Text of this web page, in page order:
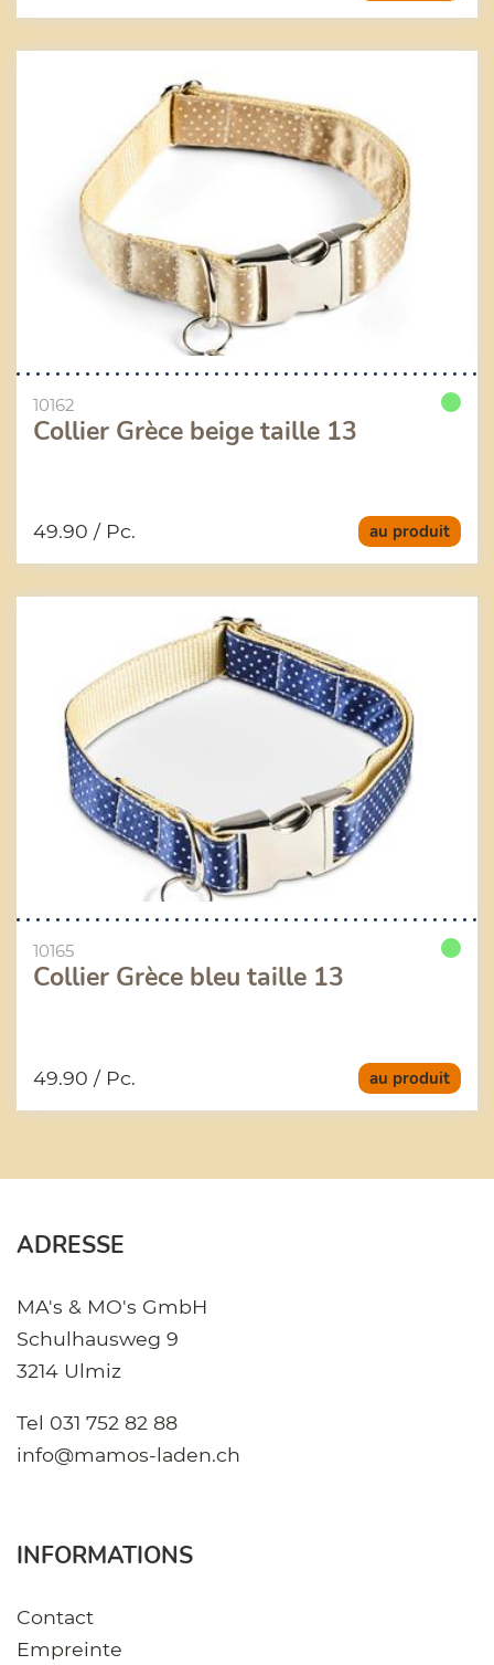
10162
Collier Grèce beige taille 13
au produit
49.90 / Pc.
10165
Collier Grèce bleu taille 13
au produit
49.90 / Pc.
ADRESSE
MA's & MO's GmbH
Schulhausweg 9
3214 Ulmiz
Tel 031 752 82 88
info@mamos-laden.ch
INFORMATIONS
Contact
Empreinte